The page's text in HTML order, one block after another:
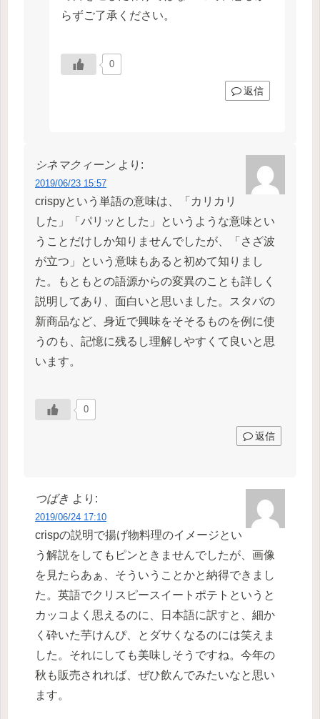
らずご了承ください。
0
返信
シネマクィーン より:
2019/06/23 15:57
crispyという単語の意味は、「カリカリ
した」「パリッとした」というような意味とい
うことだけしか知りませんでしたが、「さざ波
が立つ」という意味もあると初めて知りまし
た。もともとの語源からの変異のことも詳しく
説明してあり、面白いと思いました。スタバの
新商品など、身近で興味をそそるものを例に使
うのも、記憶に残るし理解しやすくて良いと思
います。
0
返信
つばき より:
2019/06/24 17:10
crispの説明で揚げ物料理のイメージとい
う解説をしてもピンときませんでしたが、画像
を見たらあぁ、そういうことかと納得できまし
た。英語でクリスピースイートポテトというと
カッコよく思えるのに、日本語に訳すと、細か
く砕いた芋けんぴ、とダサくなるのには笑えま
した。それにしても美味しそうですね。今年の
秋も販売されれば、ぜひ飲んでみたいなと思い
ます。